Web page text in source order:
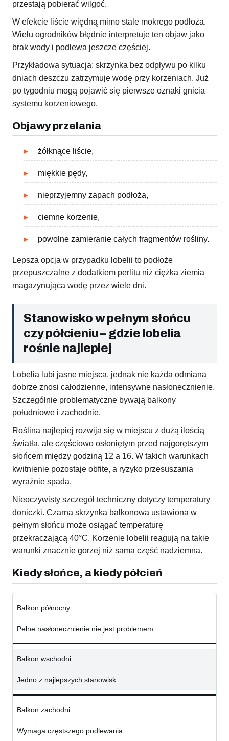
przestają pobierać wilgoć.
W efekcie liście więdną mimo stale mokrego podłoża.
Wielu ogrodników błędnie interpretuje ten objaw jako
brak wody i podlewa jeszcze częściej.
Przykładowa sytuacja: skrzynka bez odpływu po kilku
dniach deszczu zatrzymuje wodę przy korzeniach. Już
po tygodniu mogą pojawić się pierwsze oznaki gnicia
systemu korzeniowego.
Objawy przelania
żółknące liście,
miękkie pędy,
nieprzyjemny zapach podłoża,
ciemne korzenie,
powolne zamieranie całych fragmentów rośliny.
Lepsza opcja w przypadku lobelii to podłoże
przepuszczalne z dodatkiem perlitu niż ciężka ziemia
magazynująca wodę przez wiele dni.
Stanowisko w pełnym słońcu
czy półcieniu – gdzie lobelia
rośnie najlepiej
Lobelia lubi jasne miejsca, jednak nie każda odmiana
dobrze znosi całodzienne, intensywne nasłonecznienie.
Szczególnie problematyczne bywają balkony
południowe i zachodnie.
Roślina najlepiej rozwija się w miejscu z dużą ilością
światła, ale częściowo osłoniętym przed najgorętszym
słońcem między godziną 12 a 16. W takich warunkach
kwitnienie pozostaje obfite, a ryzyko przesuszania
wyraźnie spada.
Nieoczywisty szczegół techniczny dotyczy temperatury
doniczki. Czarna skrzynka balkonowa ustawiona w
pełnym słońcu może osiągać temperaturę
przekraczającą 40°C. Korzenie lobelii reagują na takie
warunki znacznie gorzej niż sama część nadziemna.
Kiedy słońce, a kiedy półcień
Balkon północny
Pełne nasłonecznienie nie jest problemem
Balkon wschodni
Jedno z najlepszych stanowisk
Balkon zachodni
Wymaga częstszego podlewania